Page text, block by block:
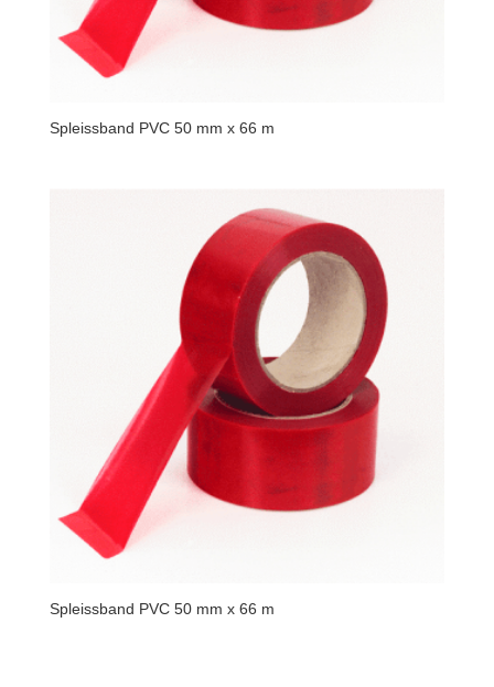
Spleissband PVC 50 mm x 66 m
Spleissband PVC 50 mm x 66 m